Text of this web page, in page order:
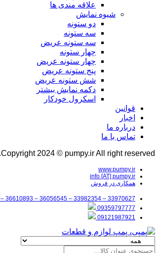
علاقه مندی ها
شیوه نمایش
دو ستونه
سه ستونه
سه ستونه عریض
چهار ستونه
چهار ستونه عریض
پنج ستونه عریض
شش ستونه عریض
دکمه نمایش بیشتر
اسکرول خودکار
قوانین
اخبار
درباره ما
تماس با ما
Copyright 2024 © pumpy.ir All right reserved.
www.pumpy.ir
info [AT] pumpy.ir
همکاری در فروش
33970627 – 33982354 – 36056545 – 36610893 – 33953713
09359797777
09121987921